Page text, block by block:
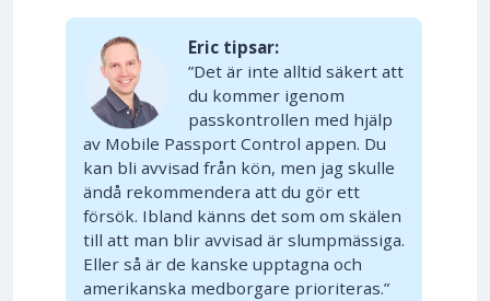
Eric tipsar:
”Det är inte alltid säkert att
du kommer igenom
passkontrollen med hjälp
av Mobile Passport Control appen. Du
kan bli avvisad från kön, men jag skulle
ändå rekommendera att du gör ett
försök. Ibland känns det som om skälen
till att man blir avvisad är slumpmässiga.
Eller så är de kanske upptagna och
amerikanska medborgare prioriteras.”